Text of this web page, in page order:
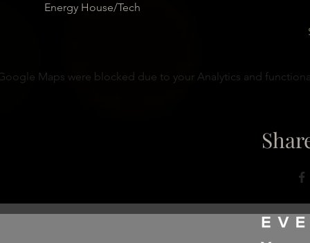
Energy House/Tech
Maps were blocked due to your Analytics and